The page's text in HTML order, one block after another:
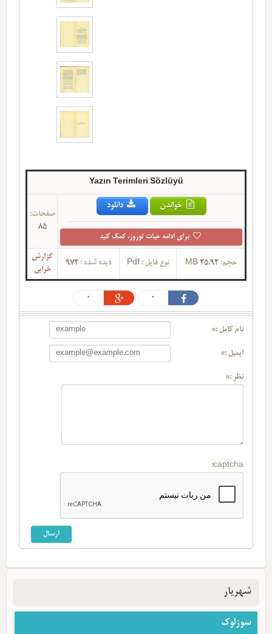
Yazın Terimleri Sözlüyü
خواندن دانلود
برای ادامه حیات توروز، کمک کنید
صفحات:
85
حجم:25.92 MB نوع فایل :Pdf دیده شده : 972
گزارش
خرابی
0
0
نام کامل :*
ایمیل :*
نظر :*
captcha:
شهریار
سوزلوک